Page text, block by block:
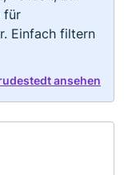
für
Einfach filtern
ansehen